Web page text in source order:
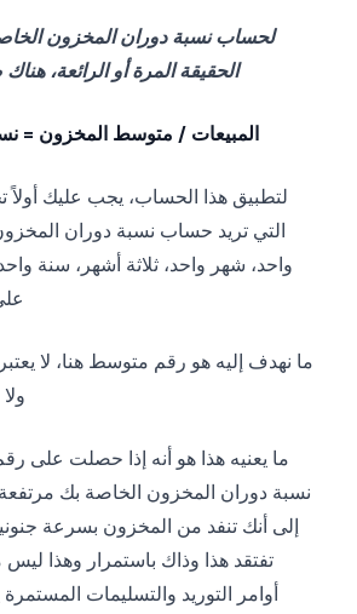
لحساب نسبة دوران المخزون
الحقيقة المرة أو الرائعة،
المبيعات / متوسط المخزون =
لتطبيق هذا الحساب، يجب عليك أولاً
التي تريد حساب نسبة دوران
واحد، شهر واحد، ثلاثة أشهر، سنة
ما نهدف إليه هو رقم متوسط هنا، لا
ما يعنيه هذا هو أنه إذا حصلت على
نسبة دوران المخزون الخاصة بك
إلى أنك تنفد من المخزون بسرعة
تفتقد هذا وذاك باستمرار وهذا
أوامر التوريد والتسليمات